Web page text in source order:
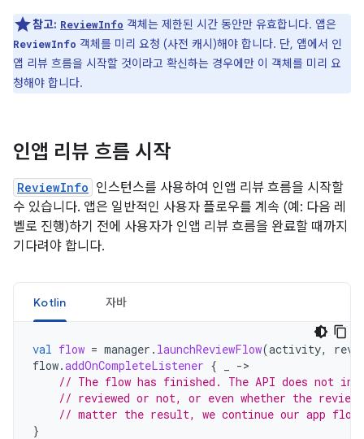
참고: ReviewInfo 객체는 제한된 시간 동안만 유효합니다. 앱은
ReviewInfo 객체를 미리 요청 (사전 캐시)해야 합니다. 단, 앱에서 인
앱 리뷰 흐름을 시작할 것이라고 확신하는 경우에만 이 객체를 미리 요
청해야 합니다.
인앱 리뷰 흐름 시작
ReviewInfo 인스턴스를 사용하여 인앱 리뷰 흐름을 시작할
수 있습니다. 앱은 일반적인 사용자 플로우를 계속 (예: 다음 레
벨로 진행)하기 전에 사용자가 인앱 리뷰 흐름을 완료할 때까지
기다려야 합니다.
Kotlin 자바
val flow = manager . launchReviewFlow(activity,
flow.addOnCompleteListener {
->
// The flow has finished. The API does not
// reviewed or not, or even whether the review
// matter the result, we continue our app flow.
}